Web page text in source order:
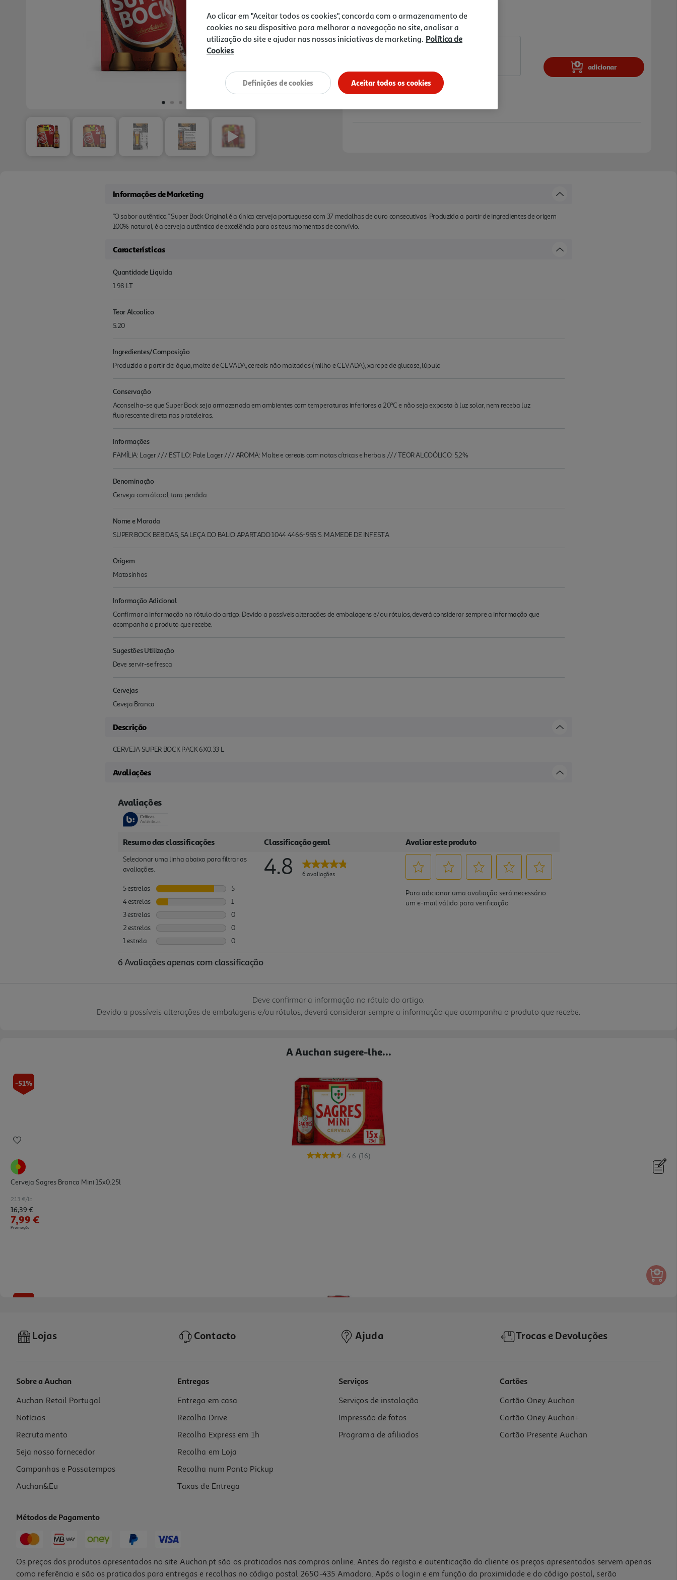
Notas de preparação
adicionar
Informações de Marketing
"O sabor autêntico." Super Bock Original é a única cerveja portuguesa com 37 medalhas de ouro consecutivas. Produzida a partir de ingredientes de origem
100% natural, é a cerveja autêntica de excelência para os teus momentos de convívio.
Características
Quantidade Liquida
1.98 LT
Teor Alcoolico
5.20
Ingredientes/Composição
Produzida a partir de: água, malte de CEVADA, cereais não maltados (milho e CEVADA), xarope de glucose, lúpulo
Conservação
Aconselha-se que Super Bock seja armazenada em ambientes com temperaturas inferiores a 20ºC e não seja exposta à luz solar, nem receba luz
fluorescente direta nas prateleiras.
Informações
FAMÍLIA: Lager /// ESTILO: Pale Lager /// AROMA: Malte e cereais com notas cítricas e herbais /// TEOR ALCOÓLICO: 5,2%
Denominação
Cerveja com álcool, tara perdida
Nome e Morada
SUPER BOCK BEBIDAS, SA LEÇA DO BALIO APARTADO 1044 4466-955 S. MAMEDE DE INFESTA
Origem
Matosinhos
Informação Adicional
Confirmar a informação no rótulo do artigo. Devido a possíveis alterações de embalagens e/ou rótulos, deverá considerar sempre a informação que
acompanha o produto que recebe.
Sugestões Utilização
Deve servir-se fresca
Cervejas
Ceveja Branca
Descrição
CERVEJA SUPER BOCK PACK 6X0.33 L
Avaliações
Deve confirmar a informação no rótulo do artigo.
Devido a possíveis alterações de embalagens e/ou rótulos, deverá considerar sempre a informação que acompanha o produto que recebe.
A Auchan sugere-lhe...
-51%
4.6 (16)
Cerveja Sagres Branca Mini 15x0.25l
2.13 €/Lt
Price reduced from
16,39 €to
7,99 €
Promoção
Cerveja Sagres Com Álcool Lata 0.50l (sdr)
1.7 €/Lt
0,85 €
+0,10 € Depósito
Promoção
Lojas Contacto Ajuda Trocas e Devoluções
Sobre a Auchan
Auchan Retail Portugal
Notícias
Recrutamento
Seja nosso fornecedor
Campanhas e Passatempos
Auchan&Eu
Entregas
Entrega em casa
Recolha Drive
Recolha Express em 1h
Recolha em Loja
Recolha num Ponto Pickup
Taxas de Entrega
Serviços
Serviços de instalação
Impressão de fotos
Programa de afiliados
Cartões
Cartão Oney Auchan
Cartão Oney Auchan+
Cartão Presente Auchan
Métodos de Pagamento
Os preços dos produtos apresentados no site Auchan.pt são os praticados nas compras online. Antes do registo e autenticação do cliente os preços apresentados servem apenas
como referência e são os praticados para entregas e recolhas no código postal 2650-435 Amadora. Após o login e em função da proximidade e do código postal, serão
Ao clicar em "Aceitar todos os cookies", concorda com o armazenamento de
cookies no seu dispositivo para melhorar a navegação no site, analisar a
utilização do site e ajudar nas nossas iniciativas de marketing. Política de
Cookies
Aceitar todos os cookies
Definições de cookies